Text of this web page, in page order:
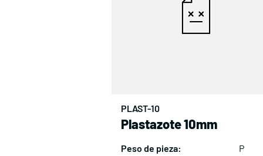
PLAST-10
Plastazote 10mm
Peso de pieza: P